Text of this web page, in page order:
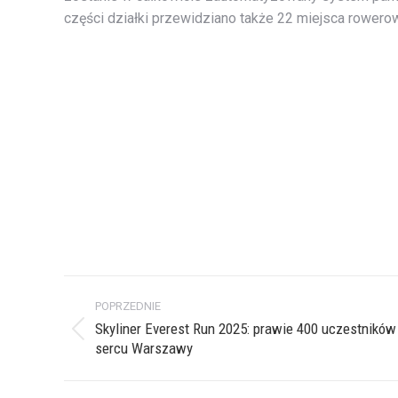
części działki przewidziano także 22 miejsca
Nawigacja
wpisów
POPRZEDNIE
Poprzedni
Skyliner Everest Run 2025: prawie 400
sercu Warszawy